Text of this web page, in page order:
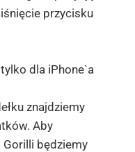
przycisku
dla iPhone`a
znajdziemy
Aby
będziemy